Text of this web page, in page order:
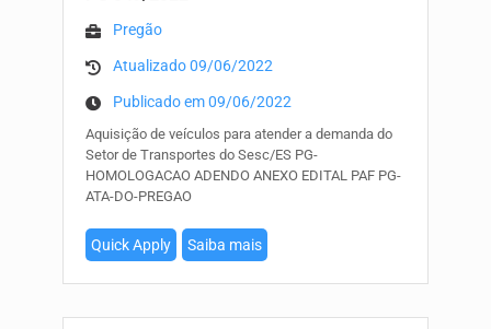
Pregão
Atualizado 09/06/2022
Publicado em 09/06/2022
Aquisição de veículos para atender a demanda do
Setor de Transportes do Sesc/ES PG-
HOMOLOGACAO ADENDO ANEXO EDITAL PAF PG-
ATA-DO-PREGAO
Quick Apply Saiba mais